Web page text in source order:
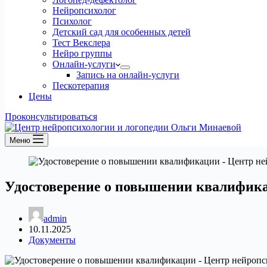
Нейропсихолог
Психолог
Детский сад для особенных детей
Тест Векслера
Нейро группы
Онлайн-услуги
Запись на онлайн-услуги
Пескотерапия
Цены
Проконсультироваться
Меню
Удостоверение о повышении
admin
10.11.2025
Документы